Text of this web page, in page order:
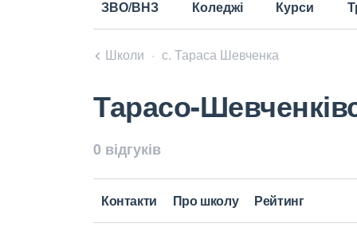
ЗВО/ВНЗ Коледжі Курси
Школи с. Тараса Шевченка
Тарасо-
0 відгуків
Контакти Про школу Рейтинг